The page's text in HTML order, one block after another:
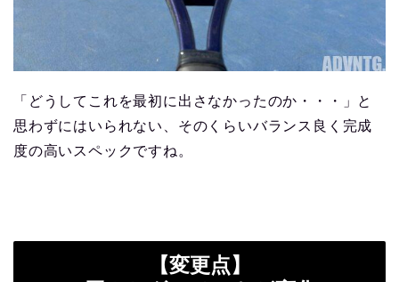
「どうしてこれを最初に出さなかったのか・・・」と
思わずにはいられない、そのくらいバランス良く完成
度の高いスペックですね。
【変更点】